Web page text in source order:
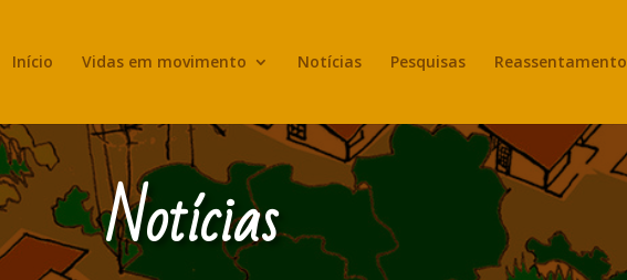
Início Vidas em movimento Notícias Pesquisas Reassentamento
Notícias